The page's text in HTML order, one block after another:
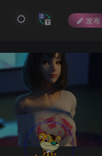
发布